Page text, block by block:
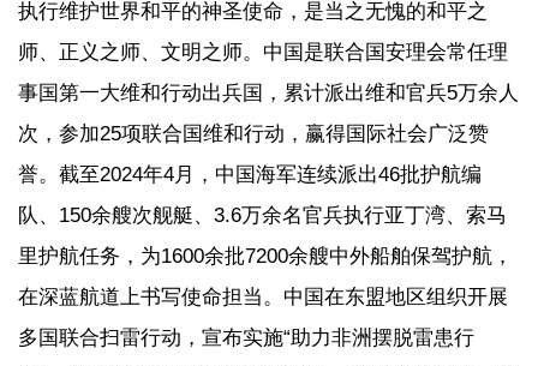
执行维护世界和平的神圣使命，是当之无愧的和平之
师、正义之师、文明之师。中国是联合国安理会常任理
事国第一大维和行动出兵国，累计派出维和官兵5万余人
次，参加25项联合国维和行动，赢得国际社会广泛赞
誉。截至2024年4月，中国海军连续派出46批护航编
队、150余艘次舰艇、3.6万余名官兵执行亚丁湾、索马
里护航任务，为1600余批7200余艘中外船舶保驾护航，
在深蓝航道上书写使命担当。中国在东盟地区组织开展
多国联合扫雷行动，宣布实施“助力非洲摆脱雷患行